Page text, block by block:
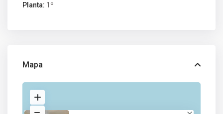
Planta: 1º
Mapa